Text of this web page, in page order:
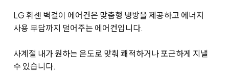
LG 휘센 벽걸이 에어컨은 맞춤형 냉방을 제공하고 에너지
사용 부담까지 덜어주는 에어컨입니다.
사계절 내가 원하는 온도로 맞춰 쾌적하거나 포근하게 지낼
수 있습니다.